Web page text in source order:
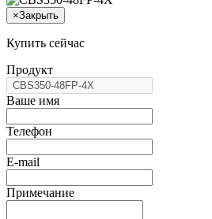
×Закрыть
Купить сейчас
Продукт
Ваше имя
Телефон
E-mail
Примечание